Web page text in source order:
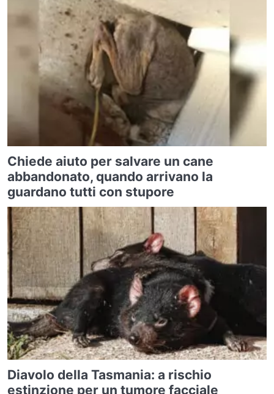
Chiede aiuto per salvare un cane
abbandonato, quando arrivano la
guardano tutti con stupore
Diavolo della Tasmania: a rischio
estinzione per un tumore facciale